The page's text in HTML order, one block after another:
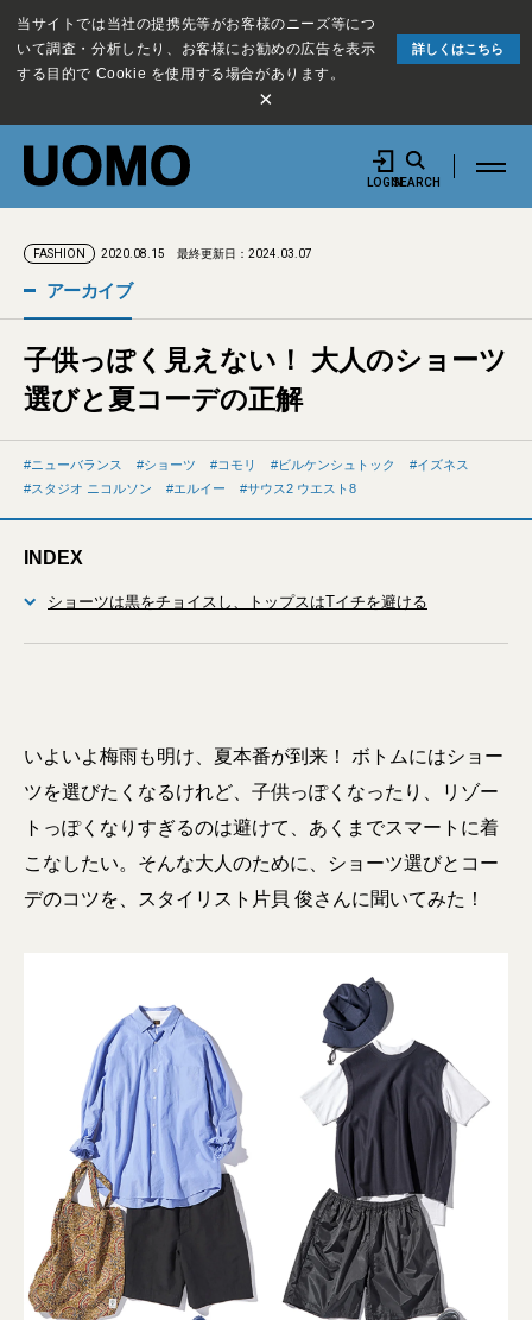
当サイトでは当社の提携先等がお客様のニーズ等につ
いて調査・分析したり、お客様にお勧めの広告を表示
する目的で Cookie を使用する場合があります。
詳しくはこちら
×
LOGINSEARCH
FASHION 2020.08.15 最終更新日：2024.03.07
アーカイブ
子供っぽく見えない！ 大人のショーツ
選びと夏コーデの正解
ニューバランス ショーツ コモリ ビルケンシュトック
イズネス
スタジオ ニコルソン
エルイー サウス2 ウエスト8
INDEX
ショーツは黒をチョイスし、トップスはTイチを避ける
いよいよ梅雨も明け、夏本番が到来！ ボトムにはショー
ツを選びたくなるけれど、子供っぽくなったり、リゾー
トっぽくなりすぎるのは避けて、あくまでスマートに着
こなしたい。そんな大人のために、ショーツ選びとコー
デのコツを、スタイリスト片貝 俊さんに聞いてみた！